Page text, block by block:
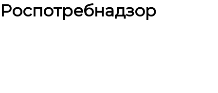
Роспотребнадзор